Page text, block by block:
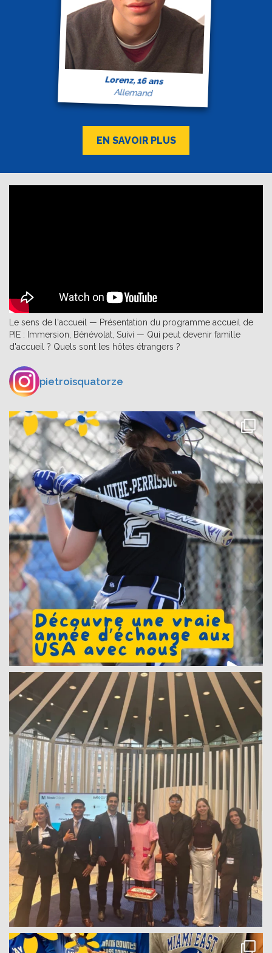
Lorenz, 16 ans
Allemand
EN SAVOIR PLUS
Le sens de l'accueil — Présentation du programme accueil de
PIE : Immersion, Bénévolat, Suivi — Qui peut devenir famille
d'accueil ? Quels sont les hôtes étrangers ?
pietroisquatorze